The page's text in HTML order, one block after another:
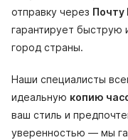
отправку через Почту
гарантирует быструю
город страны.
Наши специалисты
идеальную копию
ваш стиль и
уверенностью — мы